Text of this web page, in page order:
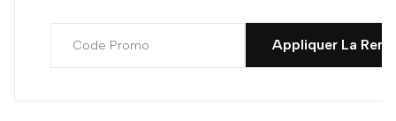
Appliquer La